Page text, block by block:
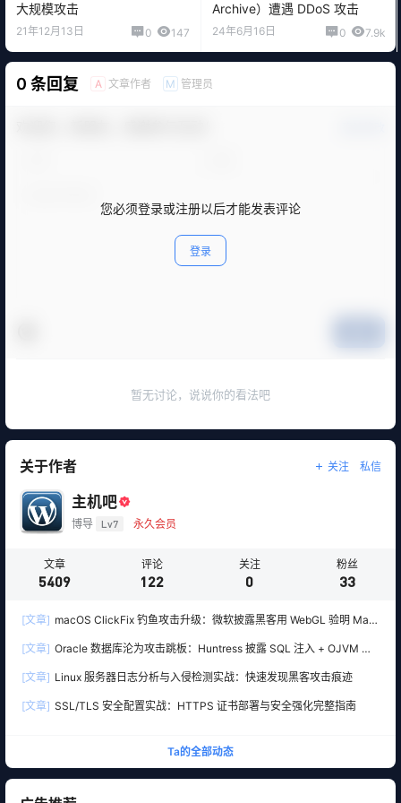
大规模攻击
21年12月13日 0 147
Archive）遭遇 DDoS 攻击
24年6月16日 0 7.9k
0 条回复 A 文章作者 M 管理员
您必须登录或注册以后才能发表评论
登录
暂无讨论，说说你的看法吧
关于作者 关注 私信
主机吧
博导 Lv7 永久会员
文章
5409
评论
122
关注
0
粉丝
33
[文章] macOS ClickFix 钓鱼攻击升级：微软披露黑客用 WebGL 验明 Mac
[文章] Oracle 数据库沦为攻击跳板：Huntress 披露 SQL 注入 + OJVM 入
[文章] Linux 服务器日志分析与入侵检测实战：快速发现黑客攻击痕迹
[文章] SSL/TLS 安全配置实战：HTTPS 证书部署与安全强化完整指南
Ta的全部动态